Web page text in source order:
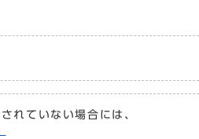
れていない場合には、